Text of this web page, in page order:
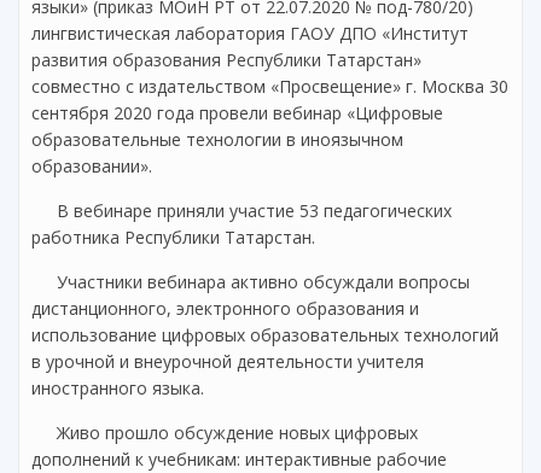
языки» (приказ МОиН РТ от 22.07.2020 № под-780/20)
лингвистическая лаборатория ГАОУ ДПО «Институт
развития образования Республики Татарстан»
совместно с издательством «Просвещение» г. Москва 30
сентября 2020 года провели вебинар «Цифровые
образовательные технологии в иноязычном
образовании».
В вебинаре приняли участие 53 педагогических
работника Республики Татарстан.
Участники вебинара активно обсуждали вопросы
дистанционного, электронного образования и
использование цифровых образовательных технологий
в урочной и внеурочной деятельности учителя
иностранного языка.
Живо прошло обсуждение новых цифровых
дополнений к учебникам: интерактивные рабочие